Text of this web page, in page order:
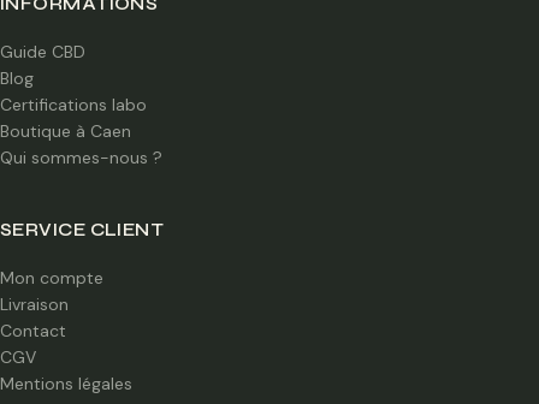
Guide CBD
Blog
Certifications labo
Boutique à Caen
Qui sommes-nous ?
SERVICE CLIENT
Mon compte
Livraison
Contact
CGV
Mentions légales